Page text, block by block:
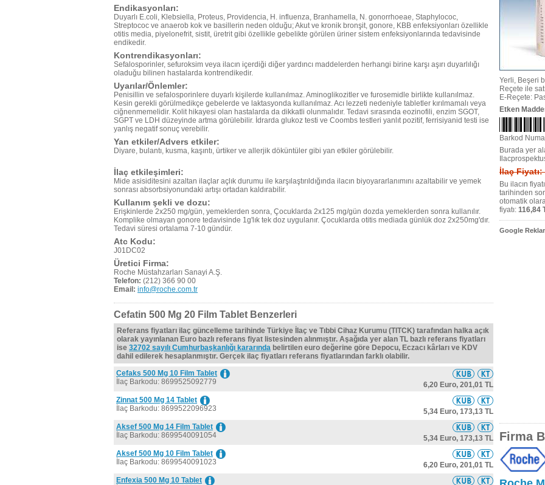
Endikasyonları:
Duyarlı E.coli, Klebsiella, Proteus, Providencia, H. influenza, Branhamella, N. gonorrhoeae, Staphylococ,
Streptococ ve anaerob kok ve basillerin neden olduğu; Akut ve kronik bronşit, gonore, KBB enfeksiyonları özellikle
otitis media, piyelonefrit, sistit, üretrit gibi özellikle gebelikte görülen üriner sistem enfeksiyonlarında tedavisinde
endikedir.
Kontrendikasyonları:
Sefalosporinler, sefuroksim veya ilacın içerdiği diğer yardıncı maddelerden herhangi birine karşı aşırı duyarlılığı
oladuğu bilinen hastalarda kontrendikedir.
Uyarılar/Önlemler:
Penisillin ve sefalosporinlere duyarlı kişilerde kullanılmaz. Aminoglikozitler ve furosemidle birlikte kullanılmaz.
Kesin gerekli görülmedikçe gebelerde ve laktasyonda kullanılmaz. Acı lezzeti nedeniyle tabletler kırılmamalı veya
ciğnenmemelidir. Kolit hikayesi olan hastalarda da dikkatli olunmalıdır. Tedavi sırasında eozinofili, enzim SGOT,
SGPT ve LDH düzeyinde artma görülebilir. İdrarda glukoz testi ve Coombs testleri yanlıt pozitif, ferrisiyanid testi ise
yanlış negatif sonuç verebilir.
Yan etkiler/Advers etkiler:
Diyare, bulantı, kusma, kaşıntı, ürtiker ve allerjik döküntüler gibi yan etkiler görülebilir.
İlaç etkileşimleri:
Mide asisiditesini azaltan ilaçlar açlık durumu ile karşılaştırıldığında ilacın biyoyararlanımını azaltabilir ve yemek
sonrası absorbsiyonundaki artışı ortadan kaldırabilir.
Kullanım şekli ve dozu:
Erişkinlerde 2x250 mg/gün, yemeklerden sonra, Çocuklarda 2x125 mg/gün dozda yemeklerden sonra kullanılır.
Komplike olmayan gonore tedavisinde 1g'lık tek doz uygulanır. Çocuklarda otitis mediada günlük doz 2x250mg'dır.
Tedavi süresi ortalama 7-10 gündür.
Atc Kodu:
J01DC02
Üretici Firma:
Roche Müstahzarları Sanayi A.Ş.
Telefon: (212) 366 90 00
Email: info@roche.com.tr
Cefatin 500 Mg 20 Film Tablet Benzerleri
Referans fiyatları ilaç güncelleme tarihinde Türkiye İlaç ve Tıbbi Cihaz Kurumu (TITCK) tarafından halka açık
olarak yayınlanan Euro bazlı referans fiyat listesinden alınmıştır. Aşağıda yer alan TL bazlı referans fiyatları
ise 32702 sayılı Cumhurbaşkanlığı kararında belirtilen euro değerine göre Depocu, Eczacı kârları ve KDV
dahil edilerek hesaplanmıştır. Gerçek ilaç fiyatları referans fiyatlarından farklı olabilir.
Cefaks 500 Mg 10 Film Tablet
İlaç Barkodu: 8699525092779
6,20 Euro, 201,01 TL
Zinnat 500 Mg 14 Tablet
İlaç Barkodu: 8699522096923
5,34 Euro, 173,13 TL
Aksef 500 Mg 14 Film Tablet
İlaç Barkodu: 8699540091054
5,34 Euro, 173,13 TL
Aksef 500 Mg 10 Film Tablet
İlaç Barkodu: 8699540091023
6,20 Euro, 201,01 TL
Enfexia 500 Mg 10 Tablet
Yerli, Beşeri
Reçete ile
E-Reçete:
Etken
Barkod
Burada yer
İlaç Fiyatı:
Bu ilacın
tarihinden
otomatik
fiyatı: 116,84
Google
Firma